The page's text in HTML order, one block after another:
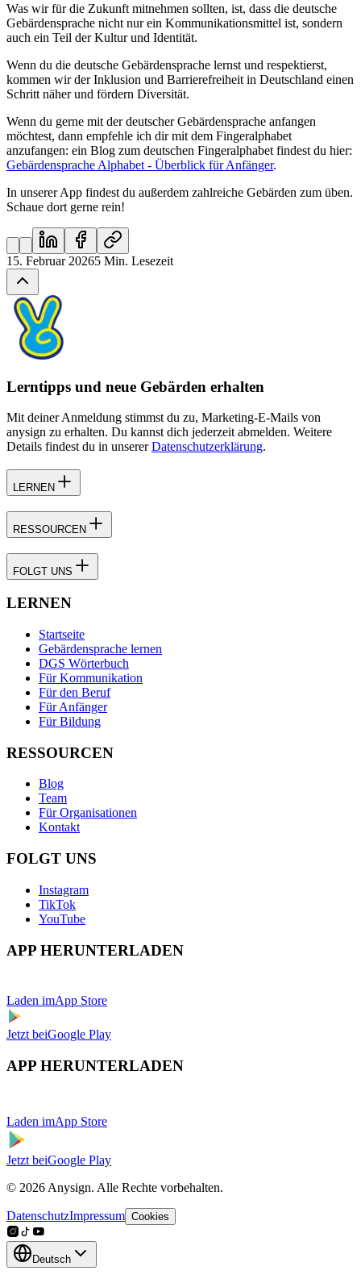
Was wir für die Zukunft mitnehmen sollten, ist, dass die deutsche
Gebärdensprache nicht nur ein Kommunikationsmittel ist, sondern
auch ein Teil der Kultur und Identität.
Wenn du die deutsche Gebärdensprache lernst und respektierst,
kommen wir der Inklusion und Barrierefreiheit in Deutschland einen
Schritt näher und fördern Diversität.
Wenn du gerne mit der deutscher Gebärdensprache anfangen
möchtest, dann empfehle ich dir mit dem Fingeralphabet
anzufangen: ein Blog zum deutschen Fingeralphabet findest du hier:
Gebärdensprache Alphabet - Überblick für Anfänger.
In unserer App findest du außerdem zahlreiche Gebärden zum üben.
Schaue dort gerne rein!
15. Februar 20265 Min. Lesezeit
Lerntipps und neue Gebärden erhalten
Mit deiner Anmeldung stimmst du zu, Marketing-E-Mails von
anysign zu erhalten. Du kannst dich jederzeit abmelden. Weitere
Details findest du in unserer Datenschutzerklärung.
LERNEN
RESSOURCEN
FOLGT UNS
LERNEN
Startseite
Gebärdensprache lernen
DGS Wörterbuch
Für Kommunikation
Für den Beruf
Für Anfänger
Für Bildung
RESSOURCEN
Blog
Team
Für Organisationen
Kontakt
FOLGT UNS
Instagram
TikTok
YouTube
APP HERUNTERLADEN
Laden imApp Store
Jetzt beiGoogle Play
APP HERUNTERLADEN
Laden imApp Store
Jetzt beiGoogle Play
© 2026 Anysign. Alle Rechte vorbehalten.
DatenschutzImpressum Cookies
Deutsch